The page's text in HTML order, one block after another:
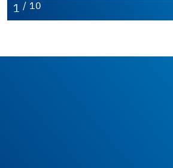
1 / 10